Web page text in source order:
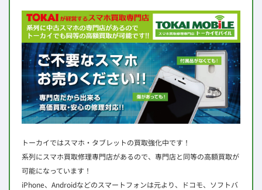
トーカイではスマホ・タブレットの買取強化中です！
系列にスマホ買取修理専門店があるので、専門店と同等の高額買取が
可能になっています！
iPhone、Androidなどのスマートフォンは元より、ドコモ、ソフトバ